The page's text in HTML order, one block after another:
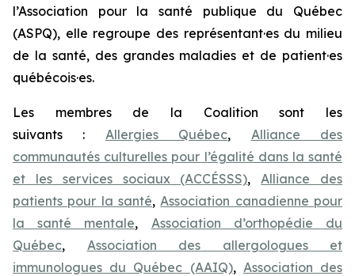
l’Association pour la santé publique du Québec
(ASPQ), elle regroupe des représentant·es du milieu
de la santé, des grandes maladies et de patient·es
québécois·es.
Les membres de la Coalition sont les
suivants : Allergies Québec, Alliance des
communautés culturelles pour l’égalité dans la santé
et les services sociaux (ACCÉSSS),Alliance des
patients pour la santé,Association canadienne pour
la santé mentale, Association d’orthopédie du
Québec, Association des allergologues et
immunologues du Québec (AAIQ), Association des